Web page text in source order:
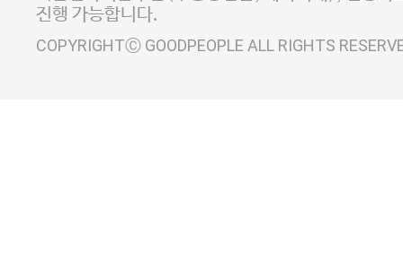
진행 가능합니다.
COPYRIGHTⒸ GOODPEOPLE ALL RIGHTS